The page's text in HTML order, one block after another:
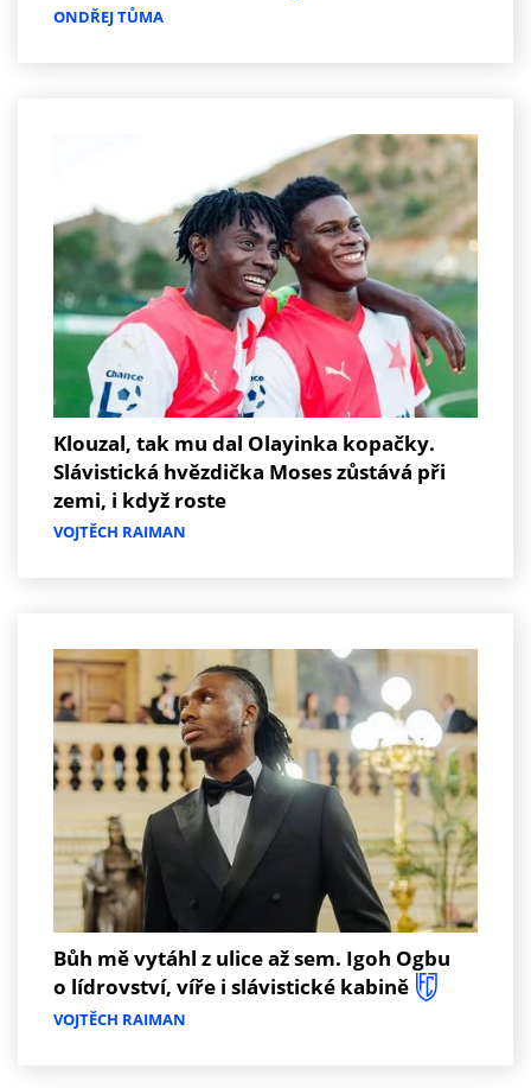
ONDŘEJ TŮMA
Klouzal, tak mu dal Olayinka kopačky.
Slávistická hvězdička Moses zůstává při
zemi, i když roste
VOJTĚCH RAIMAN
Bůh mě vytáhl z ulice až sem. Igoh Ogbu
o lídrovství, víře i slávistické kabině
VOJTĚCH RAIMAN